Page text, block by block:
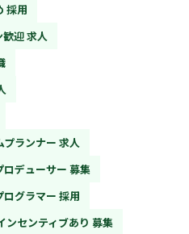
採用
迎 求人
ランナー 求人
デューサー 募集
グラマー 採用
ンセンティブあり 募集